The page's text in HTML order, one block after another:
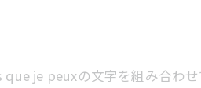
je peuxの文字を組み合わ